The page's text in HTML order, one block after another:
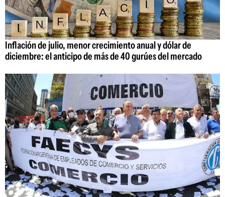
Inflación de julio, menor crecimiento anual y dólar de
diciembre: el anticipo de más de 40 gurúes del mercado